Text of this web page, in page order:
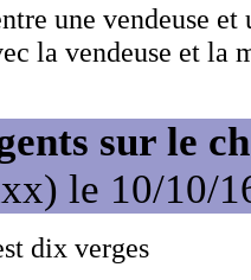
une vendeuse
la vendeuse et la
sur le
le 10/10/
dix verges